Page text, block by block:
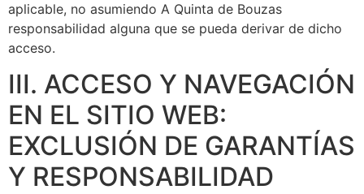
aplicable, no asumiendo A Quinta de Bouzas
responsabilidad alguna que se pueda derivar de dicho
acceso.
III. ACCESO Y NAVEGACIÓN
EN EL SITIO WEB:
EXCLUSIÓN DE GARANTÍAS
Y RESPONSABILIDAD